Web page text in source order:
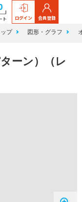
ト ログイン 会員登録
プ 図形・グラフ
ーン）（レ